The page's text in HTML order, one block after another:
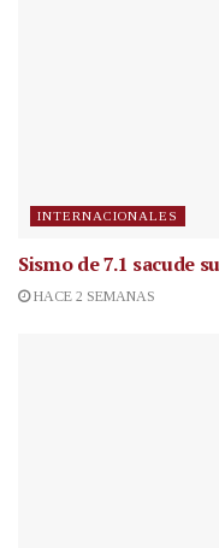
INTERNACIONALES
Sismo de 7.1 sacude
HACE 2 SEMANAS